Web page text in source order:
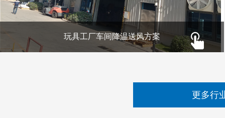
玩具工厂车间降温送风方案
更多行